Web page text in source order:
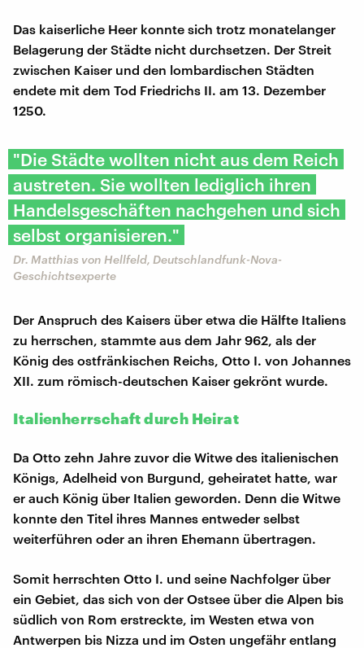
Das kaiserliche Heer konnte sich trotz monatelanger
Belagerung der Städte nicht durchsetzen. Der Streit
zwischen Kaiser und den lombardischen Städten
endete mit dem Tod Friedrichs II. am 13. Dezember
1250.
"Die Städte wollten nicht aus dem Reich
austreten. Sie wollten lediglich ihren
Handelsgeschäften nachgehen und sich
selbst organisieren."
Dr. Matthias von Hellfeld, Deutschlandfunk-Nova-
Geschichtsexperte
Der Anspruch des Kaisers über etwa die Hälfte Italiens
zu herrschen, stammte aus dem Jahr 962, als der
König des ostfränkischen Reichs, Otto I. von Johannes
XII. zum römisch-deutschen Kaiser gekrönt wurde.
Italienherrschaft durch Heirat
Da Otto zehn Jahre zuvor die Witwe des italienischen
Königs, Adelheid von Burgund, geheiratet hatte, war
er auch König über Italien geworden. Denn die Witwe
konnte den Titel ihres Mannes entweder selbst
weiterführen oder an ihren Ehemann übertragen.
Somit herrschten Otto I. und seine Nachfolger über
ein Gebiet, das sich von der Ostsee über die Alpen bis
südlich von Rom erstreckte, im Westen etwa von
Antwerpen bis Nizza und im Osten ungefähr entlang